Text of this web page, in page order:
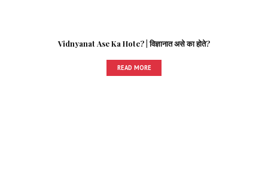
Vidnyanat Ase Ka Hote? | विज्ञानात असे का होते?
READ MORE